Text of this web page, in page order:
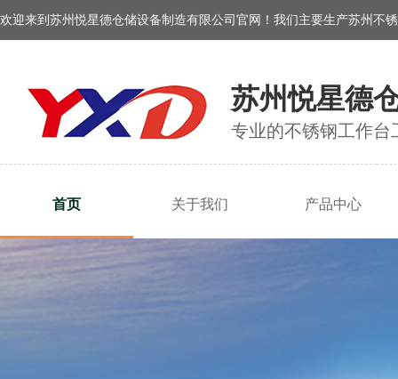
欢迎来到苏州悦星德仓储设备制造有限公司官网！我们主要生产苏州不
苏州悦星德
专业的不锈钢工作台
首页 关于我们 产品中心